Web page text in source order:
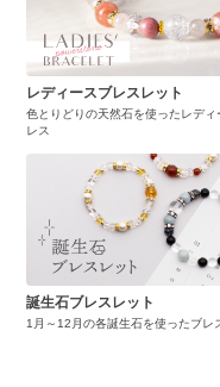
レディースブレスレット
色とりどりの天然石を使ったレディ
レス
誕生石ブレスレット
1月～12月の各誕生石を使ったブレ